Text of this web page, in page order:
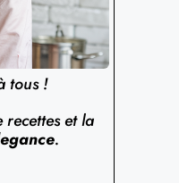
tous !
recettes et la
.